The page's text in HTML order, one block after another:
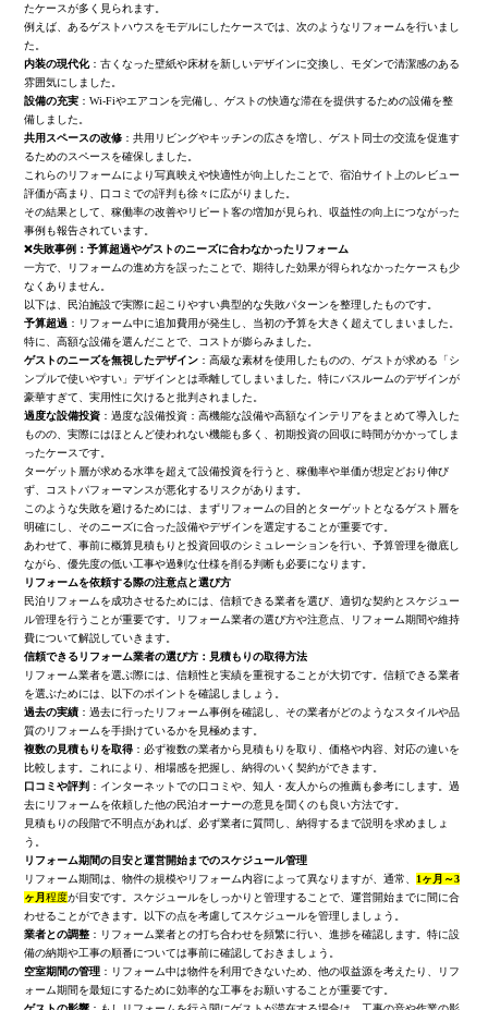
たケースが多く見られます。
例えば、あるゲストハウスをモデルにしたケースでは、次のようなリフォームを行いまし
た。
内装の現代化：古くなった壁紙や床材を新しいデザインに交換し、モダンで清潔感のある
雰囲気にしました。
設備の充実 ：Wi-Fiやエアコンを完備し、ゲストの快適な滞在を提供するための設備を整
備しました。
共用スペースの改修 ：共用リビングやキッチンの広さを増し、ゲスト同士の交流を促進す
るためのスペースを確保しました。
これらのリフォームにより写真映えや快適性が向上したことで、宿泊サイト上のレビュー
評価が高まり、口コミでの評判も徐々に広がりました。
その結果として、稼働率の改善やリピート客の増加が見られ、収益性の向上につながった
事例も報告されています。
❌失敗事例：予算超過やゲストのニーズに合わなかったリフォーム
一方で、リフォームの進め方を誤ったことで、期待した効果が得られなかったケースも少
なくありません。
以下は、民泊施設で実際に起こりやすい典型的な失敗パターンを整理したものです。
予算超過 ：リフォーム中に追加費用が発生し、当初の予算を大きく超えてしまいました。
特に、高額な設備を選んだことで、コストが膨らみました。
ゲストのニーズを無視したデザイン ：高級な素材を使用したものの、ゲストが求める「シ
ンプルで使いやすい」デザインとは乖離してしまいました。特にバスルームのデザインが
豪華すぎて、実用性に欠けると批判されました。
過度な設備投資 ：過度な設備投資：高機能な設備や高額なインテリアをまとめて導入した
ものの、実際にはほとんど使われない機能も多く、初期投資の回収に時間がかかってしま
ったケースです。
ターゲット層が求める水準を超えて設備投資を行うと、稼働率や単価が想定どおり伸び
ず、コストパフォーマンスが悪化するリスクがあります。
このような失敗を避けるためには、まずリフォームの目的とターゲットとなるゲスト層を
明確にし、そのニーズに合った設備やデザインを選定することが重要です。
あわせて、事前に概算見積もりと投資回収のシミュレーションを行い、予算管理を徹底し
ながら、優先度の低い工事や過剰な仕様を削る判断も必要になります。
リフォームを依頼する際の注意点と選び方
民泊リフォームを成功させるためには、信頼できる業者を選び、適切な契約とスケジュー
ル管理を行うことが重要です。リフォーム業者の選び方や注意点、リフォーム期間や維持
費について解説していきます。
信頼できるリフォーム業者の選び方：見積もりの取得方法
リフォーム業者を選ぶ際には、信頼性と実績を重視することが大切です。信頼できる業者
を選ぶためには、以下のポイントを確認しましょう。
過去の実績 ：過去に行ったリフォーム事例を確認し、その業者がどのようなスタイルや品
質のリフォームを手掛けているかを見極めます。
複数の見積もりを取得 ：必ず複数の業者から見積もりを取り、価格や内容、対応の違いを
比較します。これにより、相場感を把握し、納得のいく契約ができます。
口コミや評判 ：インターネットでの口コミや、知人・友人からの推薦も参考にします。過
去にリフォームを依頼した他の民泊オーナーの意見を聞くのも良い方法です。
見積もりの段階で不明点があれば、必ず業者に質問し、納得するまで説明を求めましょ
う。
リフォーム期間の目安と運営開始までのスケジュール管理
リフォーム期間は、物件の規模やリフォーム内容によって異なりますが、通常、 1ヶ月～3
ヶ月程度が目安です。スケジュールをしっかりと管理することで、運営開始までに間に合
わせることができます。以下の点を考慮してスケジュールを管理しましょう。
業者との調整 ：リフォーム業者との打ち合わせを頻繁に行い、進捗を確認します。特に設
備の納期や工事の順番については事前に確認しておきましょう。
空室期間の管理 ：リフォーム中は物件を利用できないため、他の収益源を考えたり、リフ
ォーム期間を最短にするために効率的な工事をお願いすることが重要です。